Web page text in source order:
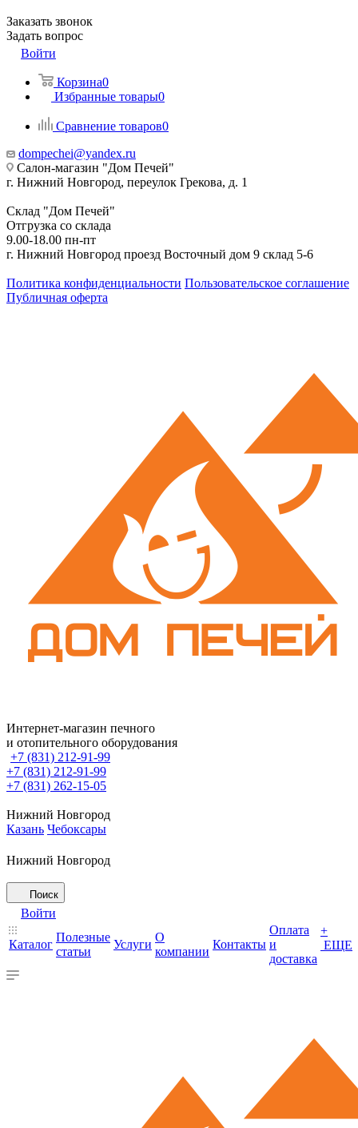
Заказать звонок
Задать вопрос
Войти
Корзина0
Избранные товары0
Сравнение товаров0
dompechei@yandex.ru
Салон-магазин "Дом Печей"
г. Нижний Новгород, переулок Грекова, д. 1
Склад "Дом Печей"
Отгрузка со склада
9.00-18.00 пн-пт
г. Нижний Новгород проезд Восточный дом 9 склад 5-6
Политика конфиденциальности Пользовательское соглашение
Публичная оферта
Интернет-магазин печного
и отопительного оборудования
+7 (831) 212-91-99
+7 (831) 212-91-99
+7 (831) 262-15-05
Нижний Новгород
Казань Чебоксары
Нижний Новгород
Поиск
Войти
Каталог
Полезные
статьи
Услуги
О
компании
Контакты
Оплата
и
доставка
+
ЕЩЕ